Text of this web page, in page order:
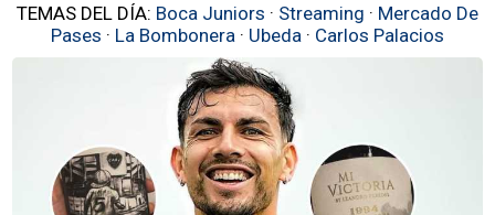
TEMAS DEL DÍA: Boca Juniors · Streaming · Mercado De
Pases · La Bombonera · Ubeda · Carlos Palacios